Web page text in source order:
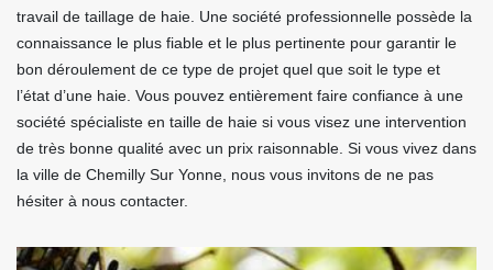
travail de taillage de haie. Une société professionnelle possède la
connaissance le plus fiable et le plus pertinente pour garantir le
bon déroulement de ce type de projet quel que soit le type et
l’état d’une haie. Vous pouvez entièrement faire confiance à une
société spécialiste en taille de haie si vous visez une intervention
de très bonne qualité avec un prix raisonnable. Si vous vivez dans
la ville de Chemilly Sur Yonne, nous vous invitons de ne pas
hésiter à nous contacter.